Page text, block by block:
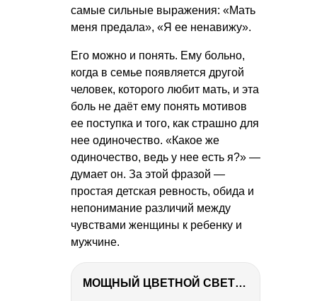
самые сильные выражения: «Мать
меня предала», «Я ее ненавижу».
Его можно и понять. Ему больно,
когда в семье появляется другой
человек, которого любит мать, и эта
боль не даёт ему понять мотивов
ее поступка и того, как страшно для
нее одиночество. «Какое же
одиночество, ведь у нее есть я?» —
думает он. За этой фразой —
простая детская ревность, обида и
непонимание различий между
чувствами женщины к ребенку и
мужчине.
МОЩНЫЙ ЦВЕТНОЙ СВЕТ – NANLITE FC-500C